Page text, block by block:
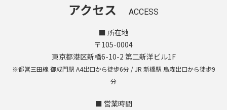
アクセス ACCESS
■ 所在地
〒105-0004
東京都港区新橋6-10-2 第二新洋ビル1F
※都営三田線 御成門駅 A4出口から徒歩6分 / JR 新橋駅 烏森出口から徒歩9
分
■ 営業時間